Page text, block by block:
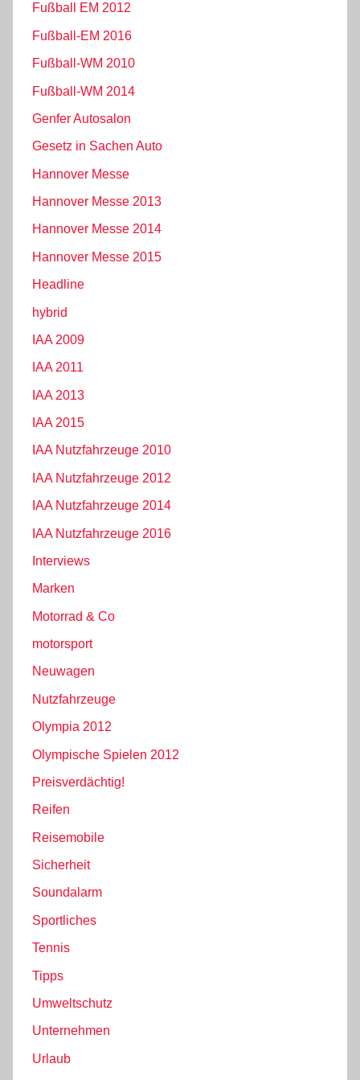
Fußball EM 2012
Fußball-EM 2016
Fußball-WM 2010
Fußball-WM 2014
Genfer Autosalon
Gesetz in Sachen Auto
Hannover Messe
Hannover Messe 2013
Hannover Messe 2014
Hannover Messe 2015
Headline
hybrid
IAA 2009
IAA 2011
IAA 2013
IAA 2015
IAA Nutzfahrzeuge 2010
IAA Nutzfahrzeuge 2012
IAA Nutzfahrzeuge 2014
IAA Nutzfahrzeuge 2016
Interviews
Marken
Motorrad & Co
motorsport
Neuwagen
Nutzfahrzeuge
Olympia 2012
Olympische Spielen 2012
Preisverdächtig!
Reifen
Reisemobile
Sicherheit
Soundalarm
Sportliches
Tennis
Tipps
Umweltschutz
Unternehmen
Urlaub